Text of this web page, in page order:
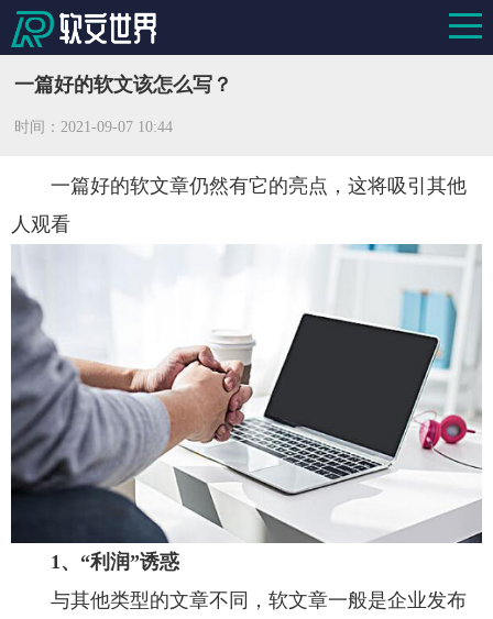
一篇好的软文该怎么写？
时间：2021-09-07 10:44
一篇好的软文章仍然有它的亮点，这将吸引其他
人观看
1、“利润”诱惑
与其他类型的文章不同，软文章一般是企业发布